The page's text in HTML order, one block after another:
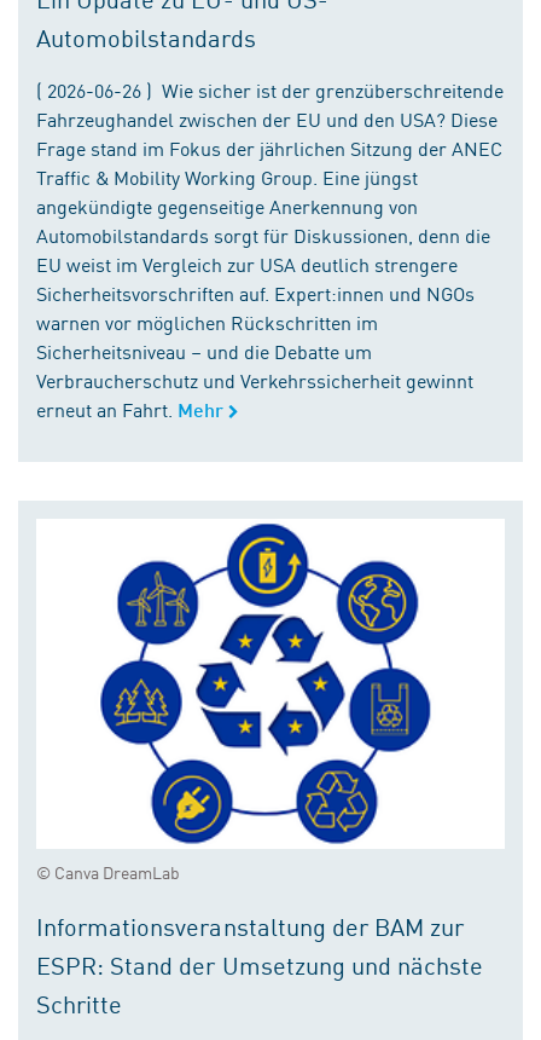
Automobilstandards
( 2026-06-26 ) Wie sicher ist der grenzüberschreitende
Fahrzeughandel zwischen der EU und den USA? Diese
Frage stand im Fokus der jährlichen Sitzung der ANEC
Traffic & Mobility Working Group. Eine jüngst
angekündigte gegenseitige Anerkennung von
Automobilstandards sorgt für Diskussionen, denn die
EU weist im Vergleich zur USA deutlich strengere
Sicherheitsvorschriften auf. Expert:innen und NGOs
warnen vor möglichen Rückschritten im
Sicherheitsniveau – und die Debatte um
Verbraucherschutz und Verkehrssicherheit gewinnt
erneut an Fahrt. Mehr
© Canva DreamLab
Informationsveranstaltung der BAM zur
ESPR: Stand der Umsetzung und nächste
Schritte